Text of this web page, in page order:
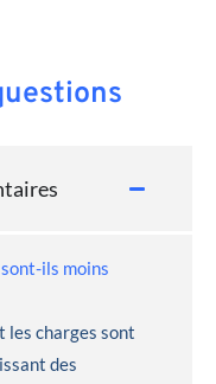
ils moins
les charges sont
des